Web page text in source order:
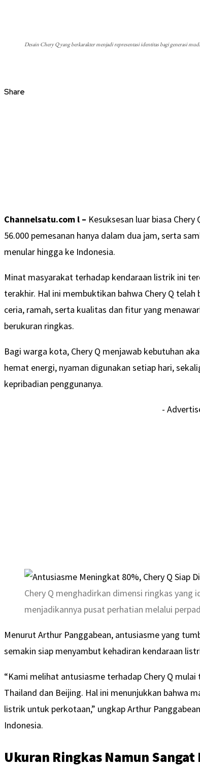
Desain Chery Q yang berkarakter menjadi representasi identitas bagi generasi
Share
Channelsatu.com l – Kesuksesan luar biasa
56.000 pemesanan hanya dalam dua jam, serta
menular hingga ke Indonesia.
Minat masyarakat terhadap kendaraan listrik ini
terakhir. Hal ini membuktikan bahwa Chery Q
ceria, ramah, serta kualitas dan fitur yang
berukuran ringkas.
Bagi warga kota, Chery Q menjawab kebutuhan
hemat energi, nyaman digunakan setiap hari,
kepribadian penggunanya.
-
Chery Q menghadirkan dimensi ringkas
menjadikannya pusat perhatian melalui
Menurut Arthur Panggabean, antusiasme yang
semakin siap menyambut kehadiran kendaraan
“Kami melihat antusiasme terhadap Chery Q
Thailand dan Beijing. Hal ini menunjukkan bahwa
listrik untuk perkotaan,” ungkap Arthur
Indonesia.
Ukuran Ringkas Namun Sangat